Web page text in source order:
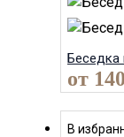
Беседка
от
В